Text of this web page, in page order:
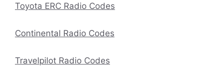
Toyota ERC Radio Codes
Continental Radio Codes
Travelpilot Radio Codes